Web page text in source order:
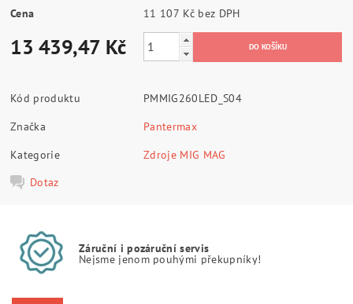
Cena 11 107 Kč bez DPH
13 439,47 Kč
Kód produktu
PMMIG260LED_S04
Značka
Pantermax
Kategorie
Zdroje MIG MAG
Dotaz
Záruční i pozáruční servis
Nejsme jenom pouhými překupníky!